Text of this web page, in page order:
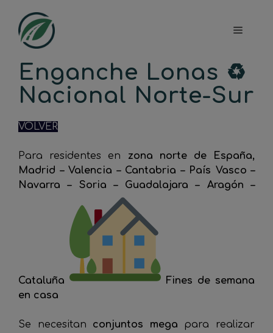
contenido
Menú
Enganche Lonas ♻️
Nacional Norte-Sur​
VOLVER
Para residentes en zona norte de España,
Madrid – Valencia – Cantabria – País Vasco –
Navarra – Soria – Guadalajara – Aragón –
Cataluña
Fines de semana
en casa
Se necesitan conjuntos mega para realizar